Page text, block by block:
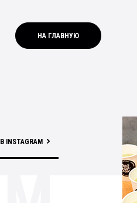
НА ГЛАВНУЮ
В INSTAGRAM